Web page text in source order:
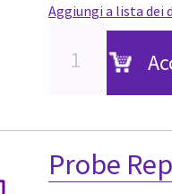
Aggiungi a lista dei
Probe